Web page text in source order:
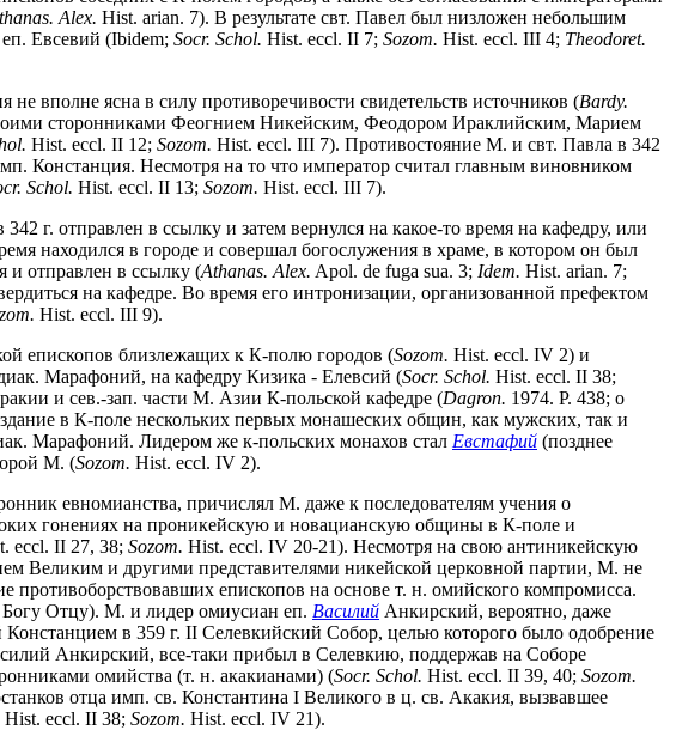
Alex. Hist. arian. 7). В результате свт. Павел был низложен небольшим
Евсевий (Ibidem; Socr. Schol. Hist. eccl. II 7; Sozom. Hist. eccl. III 4; Theodoret.
вполне ясна в силу противоречивости свидетельств источников (Bardy.
сторонниками Феогнием Никейским, Феодором Ираклийским, Марием
Hist. eccl. II 12; Sozom. Hist. eccl. III 7). Противостояние М. и свт. Павла в 342
Констанция. Несмотря на то что император считал главным виновником
Schol. Hist. eccl. II 13; Sozom. Hist. eccl. III 7).
г. отправлен в ссылку и затем вернулся на какое-то время на кафедру, или
находился в городе и совершал богослужения в храме, в котором он был
и отправлен в ссылку (Athanas. Alex. Apol. de fuga sua. 3; Idem. Hist. arian. 7;
на кафедре. Во время его интронизации, организованной префектом
Hist. eccl. III 9).
епископов близлежащих к К-полю городов (Sozom. Hist. eccl. IV 2) и
Марафоний, на кафедру Кизика - Елевсий (Socr. Schol. Hist. eccl. II 38;
и сев.-зап. части М. Азии К-польской кафедре (Dagron. 1974. P. 438; о
в К-поле нескольких первых монашеских общин, как мужских, так и
Марафоний. Лидером же к-польских монахов стал Евстафий (позднее
М. (Sozom. Hist. eccl. IV 2).
евномианства, причислял М. даже к последователям учения о
гонениях на проникейскую и новацианскую общины в К-поле и
eccl. II 27, 38; Sozom. Hist. eccl. IV 20-21). Несмотря на свою антиникейскую
Великим и другими представителями никейской церковной партии, М. не
епископов на основе т. н. омийского компромисса.
Отцу). М. и лидер омиусиан еп. Василий Анкирский, вероятно, даже
в 359 г. II Селевкийский Собор, целью которого было одобрение
Анкирский, все-таки прибыл в Селевкию, поддержав на Соборе
омийства (т. н. акакианами) (Socr. Schol. Hist. eccl. II 39, 40; Sozom.
отца имп. св. Константина I Великого в ц. св. Акакия, вызвавшее
Hist. eccl. II 38; Sozom. Hist. eccl. IV 21).